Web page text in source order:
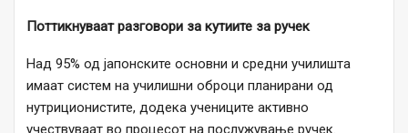
Поттикнуваат разговори за кутиите за ручек
Над 95% од јапонските основни и средни училишта
имаат систем на училишни оброци планирани од
нутриционистите, додека учениците активно